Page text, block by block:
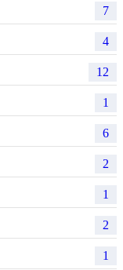
7
4
12
1
6
2
1
2
1